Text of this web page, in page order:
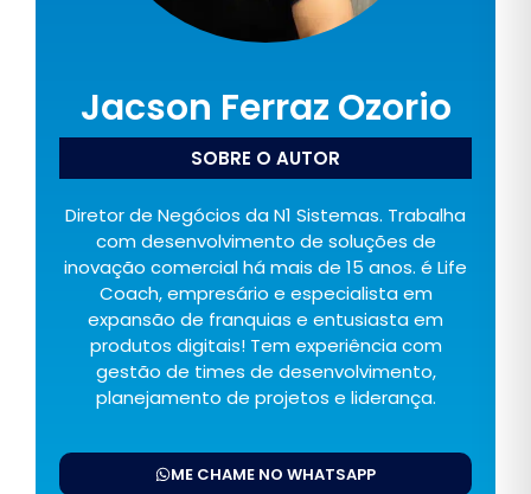
Jacson Ferraz Ozorio
SOBRE O AUTOR
Diretor de Negócios da N1 Sistemas. Trabalha
com desenvolvimento de soluções de
inovação comercial há mais de 15 anos. é Life
Coach, empresário e especialista em
expansão de franquias e entusiasta em
produtos digitais! Tem experiência com
gestão de times de desenvolvimento,
planejamento de projetos e liderança.
ME CHAME NO WHATSAPP